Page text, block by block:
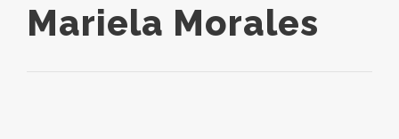
Mariela Morales